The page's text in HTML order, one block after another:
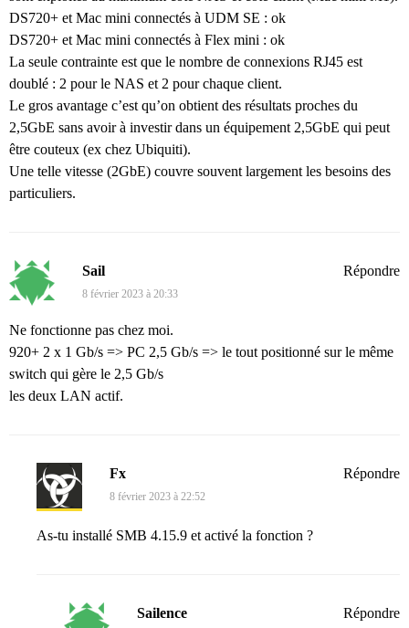
DS720+ et Mac mini connectés à UDM SE : ok
DS720+ et Mac mini connectés à Flex mini : ok
La seule contrainte est que le nombre de connexions RJ45 est
doublé : 2 pour le NAS et 2 pour chaque client.
Le gros avantage c’est qu’on obtient des résultats proches du
2,5GbE sans avoir à investir dans un équipement 2,5GbE qui peut
être couteux (ex chez Ubiquiti).
Une telle vitesse (2GbE) couvre souvent largement les besoins des
particuliers.
Sail
8 février 2023 à 20:33
Ne fonctionne pas chez moi.
920+ 2 x 1 Gb/s => PC 2,5 Gb/s => le tout positionné sur le même
switch qui gère le 2,5 Gb/s
les deux LAN actif.
Répondre
Fx
8 février 2023 à 22:52
As-tu installé SMB 4.15.9 et activé la fonction ?
Répondre
Sailence Répondre